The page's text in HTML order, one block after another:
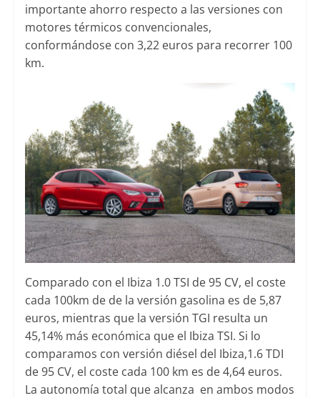
importante ahorro respecto a las versiones con
motores térmicos convencionales,
conformándose con 3,22 euros para recorrer 100
km.
Comparado con el Ibiza 1.0 TSI de 95 CV, el coste
cada 100km de de la versión gasolina es de 5,87
euros, mientras que la versión TGI resulta un
45,14% más económica que el Ibiza TSI. Si lo
comparamos con versión diésel del Ibiza,1.6 TDI
de 95 CV, el coste cada 100 km es de 4,64 euros.
La autonomía total que alcanza en ambos modos